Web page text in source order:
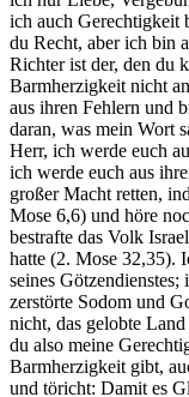
ich auch Gerechtigkeit
du Recht, aber ich bin
Richter ist der, den du
Barmherzigkeit nicht
aus ihren Fehlern und
daran, was mein Wort
Herr, ich werde euch
ich werde euch aus
großer Macht retten,
Mose 6,6) und höre
bestrafte das Volk
hatte (2. Mose 32,35).
seines
zerstörte Sodom und
nicht, das gelobte
du also meine
Barmherzigkeit gibt,
und töricht: Damit es